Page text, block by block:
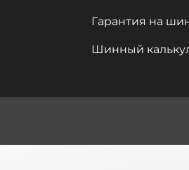
Гарантия на
Шинный